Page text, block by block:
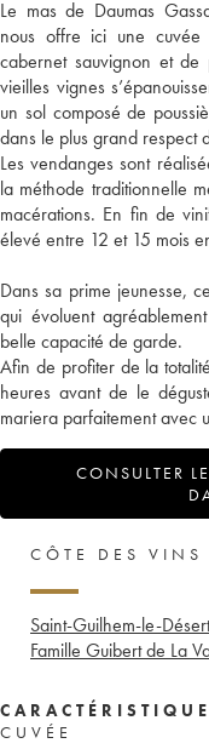
Le mas de Daumas
nous offre ici une cuvée
cabernet sauvignon et
vieilles vignes
un sol composé de
dans le plus grand respect
Les vendanges sont
la méthode traditionnelle
macérations. En fin de
élevé entre 12 et 15 mois
Dans sa prime jeunesse,
qui évoluent
belle capacité de garde.
Afin de profiter de la
heures avant de le
mariera parfaitement avec
CONSULTER
CÔTE DES VINS
Saint-Guilhem-le-
Famille Guibert de La
CUVÉE